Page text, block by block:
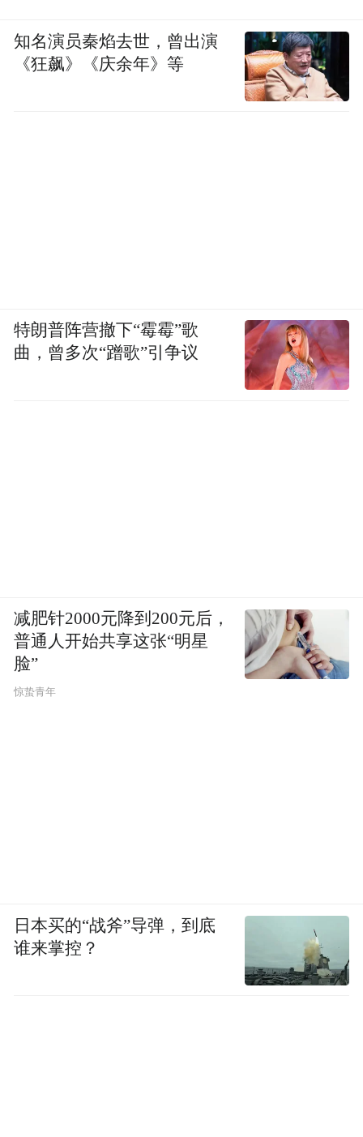
知名演员秦焰去世，曾出演
《狂飙》《庆余年》等
特朗普阵营撤下“霉霉”歌
曲，曾多次“蹭歌”引争议
减肥针2000元降到200元后，
普通人开始共享这张“明星
脸”
惊蛰青年
日本买的“战斧”导弹，到底
谁来掌控？